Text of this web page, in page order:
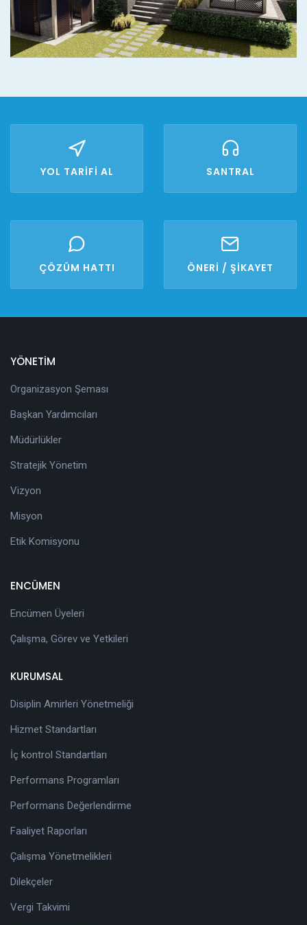
YOL TARİFİ AL SANTRAL
ÇÖZÜM HATTI ÖNERİ / ŞİKAYET
YÖNETİM
Organizasyon Şeması
Başkan Yardımcıları
Müdürlükler
Stratejik Yönetim
Vizyon
Misyon
Etik Komisyonu
ENCÜMEN
Encümen Üyeleri
Çalışma, Görev ve Yetkileri
KURUMSAL
Disiplin Amirleri Yönetmeliği
Hizmet Standartları
İç kontrol Standartları
Performans Programları
Performans Değerlendirme
Faaliyet Raporları
Çalışma Yönetmelikleri
Dilekçeler
Vergi Takvimi